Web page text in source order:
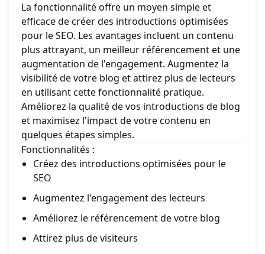
La fonctionnalité offre un moyen simple et
efficace de créer des introductions optimisées
pour le SEO. Les avantages incluent un contenu
plus attrayant, un meilleur référencement et une
augmentation de l'engagement. Augmentez la
visibilité de votre blog et attirez plus de lecteurs
en utilisant cette fonctionnalité pratique.
Améliorez la qualité de vos introductions de blog
et maximisez l'impact de votre contenu en
quelques étapes simples.
Fonctionnalités :
Créez des introductions optimisées pour le
SEO
Augmentez l'engagement des lecteurs
Améliorez le référencement de votre blog
Attirez plus de visiteurs